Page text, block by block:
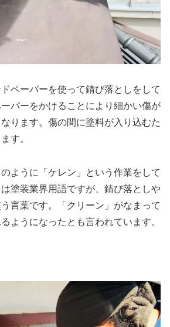
ペーパーを使って錆び落としをして
パーをかけることにより細かい傷が
ります。傷の間に塗料が入り込むた
す。
ように「ケレン」という作業をして
塗装業界用語ですが、錆び落としや
言葉です。「クリーン」がなまって
ようになったとも言われています。